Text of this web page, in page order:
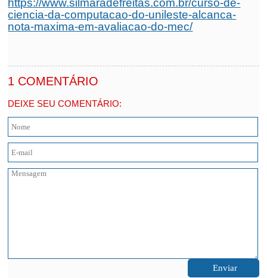
https://www.silmaradefreitas.com.br/curso-de-
ciencia-da-computacao-do-unileste-alcanca-
nota-maxima-em-avaliacao-do-mec/
1 COMENTÁRIO
DEIXE SEU COMENTÁRIO: